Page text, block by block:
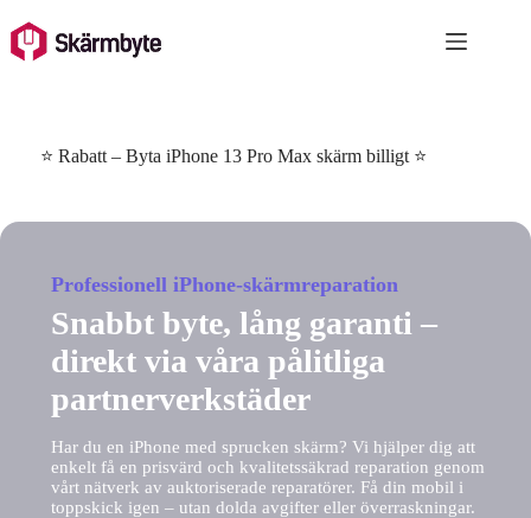
to
content
⭐ Rabatt – Byta iPhone 13 Pro Max skärm billigt ⭐
Professionell iPhone-skärmreparation
Snabbt byte, lång garanti –
direkt via våra pålitliga
partnerverkstäder
Har du en iPhone med sprucken skärm? Vi hjälper dig att
enkelt få en prisvärd och kvalitetssäkrad reparation genom
vårt nätverk av auktoriserade reparatörer. Få din mobil i
toppskick igen – utan dolda avgifter eller överraskningar.